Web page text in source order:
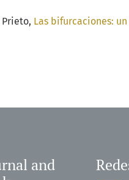
Las bifurcaciones:
and